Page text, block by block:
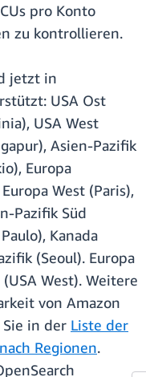
pro Konto
zu kontrollieren.
jetzt in
USA Ost
USA West
Asien-Pazifik
Europa
West (Paris),
Pazifik Süd
Kanada
(Seoul). Europa
West). Weitere
von Amazon
in der Liste der
Regionen.